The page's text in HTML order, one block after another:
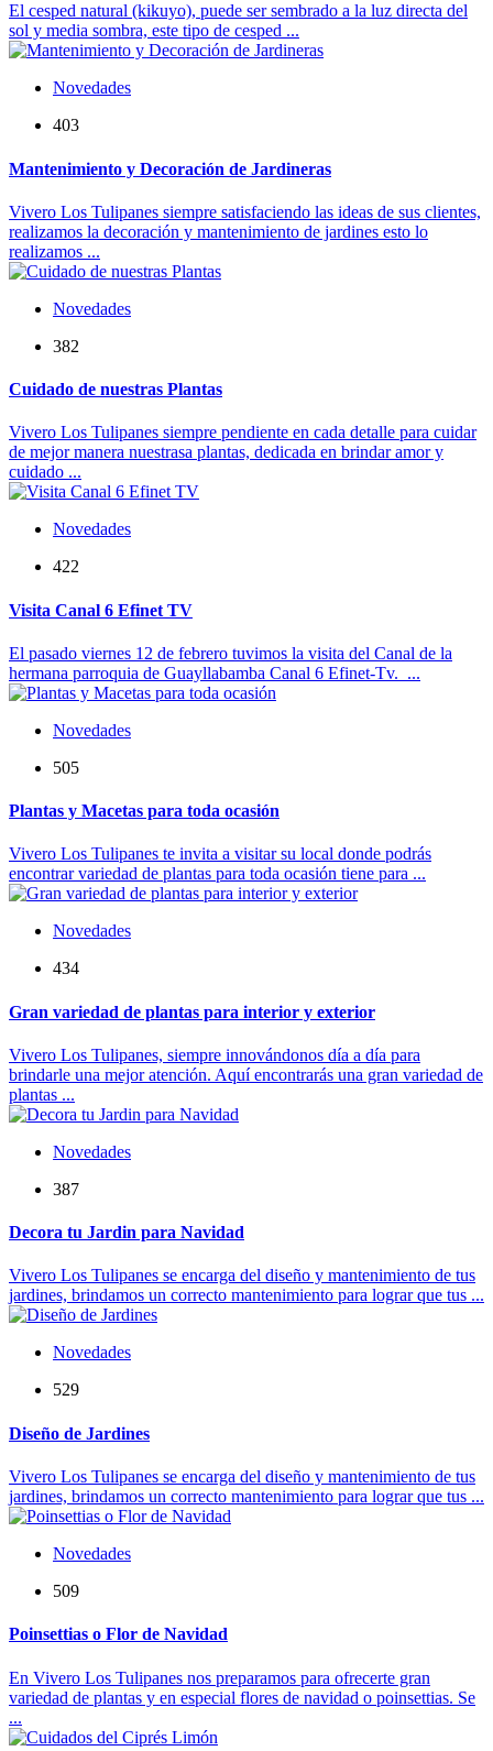
El cesped natural (kikuyo), puede ser sembrado a la luz directa del
sol y media sombra, este tipo de cesped ...
Novedades
403
Mantenimiento y Decoración de Jardineras
Vivero Los Tulipanes siempre satisfaciendo las ideas de sus clientes,
realizamos la decoración y mantenimiento de jardines esto lo
realizamos ...
Novedades
382
Cuidado de nuestras Plantas
Vivero Los Tulipanes siempre pendiente en cada detalle para cuidar
de mejor manera nuestrasa plantas, dedicada en brindar amor y
cuidado ...
Novedades
422
Visita Canal 6 Efinet TV
El pasado viernes 12 de febrero tuvimos la visita del Canal de la
hermana parroquia de Guayllabamba Canal 6 Efinet-Tv. ...
Novedades
505
Plantas y Macetas para toda ocasión
Vivero Los Tulipanes te invita a visitar su local donde podrás
encontrar variedad de plantas para toda ocasión tiene para ...
Novedades
434
Gran variedad de plantas para interior y exterior
Vivero Los Tulipanes, siempre innovándonos día a día para
brindarle una mejor atención. Aquí encontrarás una gran variedad de
plantas ...
Novedades
387
Decora tu Jardin para Navidad
Vivero Los Tulipanes se encarga del diseño y mantenimiento de tus
jardines, brindamos un correcto mantenimiento para lograr que tus ...
Novedades
529
Diseño de Jardines
Vivero Los Tulipanes se encarga del diseño y mantenimiento de tus
jardines, brindamos un correcto mantenimiento para lograr que tus ...
Novedades
509
Poinsettias o Flor de Navidad
En Vivero Los Tulipanes nos preparamos para ofrecerte gran
variedad de plantas y en especial flores de navidad o poinsettias. Se
...